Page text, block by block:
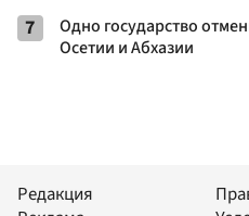
7
Одно государство
Осетии и Абхазии
Редакция